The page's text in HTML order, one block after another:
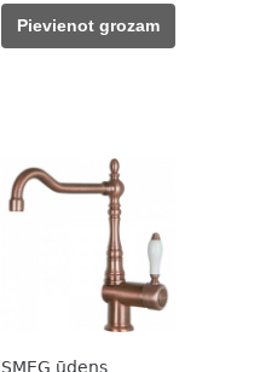
was:
499,00 €.
439,00 €.
Pievienot grozam
SMEG ūdens